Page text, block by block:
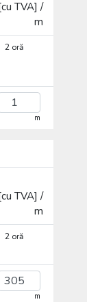
TVA] /
m
2 oră
m
TVA] /
m
2 oră
m